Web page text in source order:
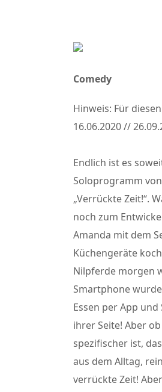
Comedy
Hinweis: Für
16.06.2020 //
Endlich ist es
Soloprogramm
„Verrückte Zeit!“.
noch zum
Amanda mit dem
Küchengeräte
Nilpferde morgen
Smartphone
Essen per App
ihrer Seite! Aber
spezifischer ist,
aus dem Alltag,
verrückte Zeit!